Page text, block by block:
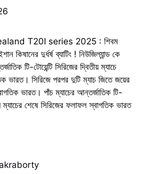
T20I series 2025 : শিবম
কিষানের দুর্ধর্ষ ব্যাটিং ! নিউজিল্যান্ড কে
টি-টোয়েন্টি সিরিজের দ্বিতীয় ম্যাচে
ভারত। সিরিজে পরপর দুটি ম্যাচ জিতে জয়ের
ভারত। পাঁচ ম্যাচের আন্তর্জাতিক টি-
ম্যাচের শেষে সিরিজের ফলাফল স্বাগতিক ভারত